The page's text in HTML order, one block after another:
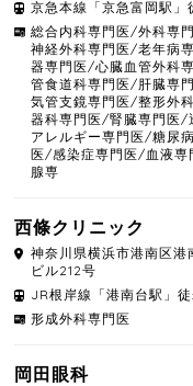
京急本線「京急富岡駅」
総合内科専門医/外科専
神経外科専門医/老年病
器専門医/心臓血管外科
管食道科専門医/肝臓専
気管支鏡専門医/整形外
器科専門医/腎臓専門医
アレルギー専門医/糖尿
医/感染症専門医/血液
腺専
西條クリニック
神奈川県横浜市港南区港
ビル212号
JR根岸線「港南台駅」徒
形成外科専門医
岡田眼科